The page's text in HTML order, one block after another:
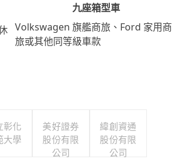
九座箱型車
Volkswagen 旗艦商旅、Ford 家用商
旅或其他同等級車款
彰化
大學
美好證券
股份有限
公司
緯創資通
股份有限
公司